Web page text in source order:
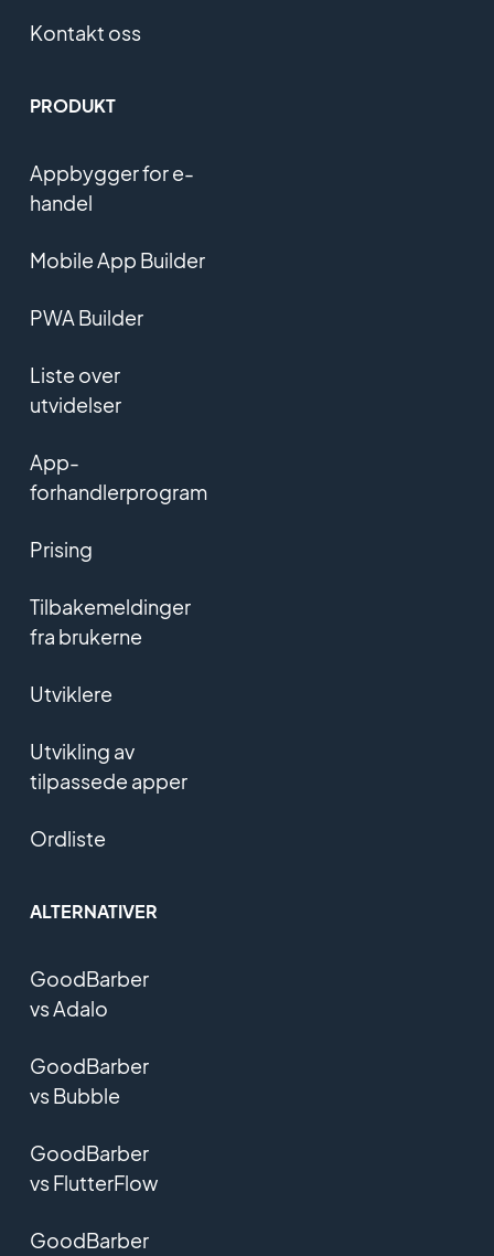
Kontakt oss
PRODUKT
Appbygger for e-
handel
Mobile App Builder
PWA Builder
Liste over
utvidelser
App-
forhandlerprogram
Prising
Tilbakemeldinger
fra brukerne
Utviklere
Utvikling av
tilpassede apper
Ordliste
ALTERNATIVER
GoodBarber
vs Adalo
GoodBarber
vs Bubble
GoodBarber
vs FlutterFlow
GoodBarber